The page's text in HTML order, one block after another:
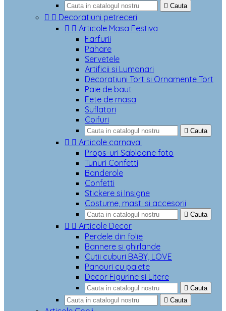
 Cauta
  Decoratiuni petreceri
  Articole Masa Festiva
Farfurii
Pahare
Servetele
Artificii si Lumanari
Decoratiuni Tort si Ornamente Tort
Paie de baut
Fete de masa
Suflatori
Coifuri
 Cauta
  Articole carnaval
Props-uri Sabloane foto
Tunuri Confetti
Banderole
Confetti
Stickere si Insigne
Costume, masti si accesorii
 Cauta
  Articole Decor
Perdele din folie
Bannere si ghirlande
Cutii cuburi BABY, LOVE
Panouri cu paiete
Decor Figurine si Litere
 Cauta
 Cauta